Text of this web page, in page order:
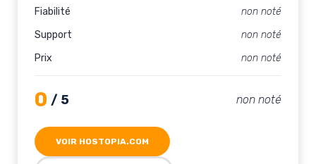
Fiabilité
non noté
Support
non noté
Prix
non noté
0 / 5 non noté
VOIR HOSTOPIA.COM